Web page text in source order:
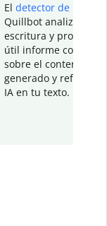
El detector de IA
Quillbot analiza tu
escritura y
útil informe con
sobre el contenido
generado y refinado
IA en tu texto.